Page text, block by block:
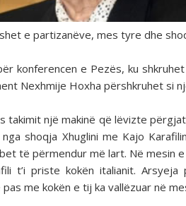
e partizanëve, mes tyre dhe
konferencen e Pezës, ku
Nexhmije Hoxha përshkruhet si
takimit një makinë që lëvizte
shoqja Xhuglini me Kajo
të përmendur më lart. Në mesin
t’i priste kokën italianit.
me kokën e tij ka vallëzuar në